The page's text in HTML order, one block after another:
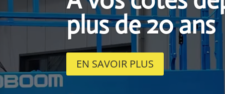
plus de 20 ans
EN SAVOIR PLUS